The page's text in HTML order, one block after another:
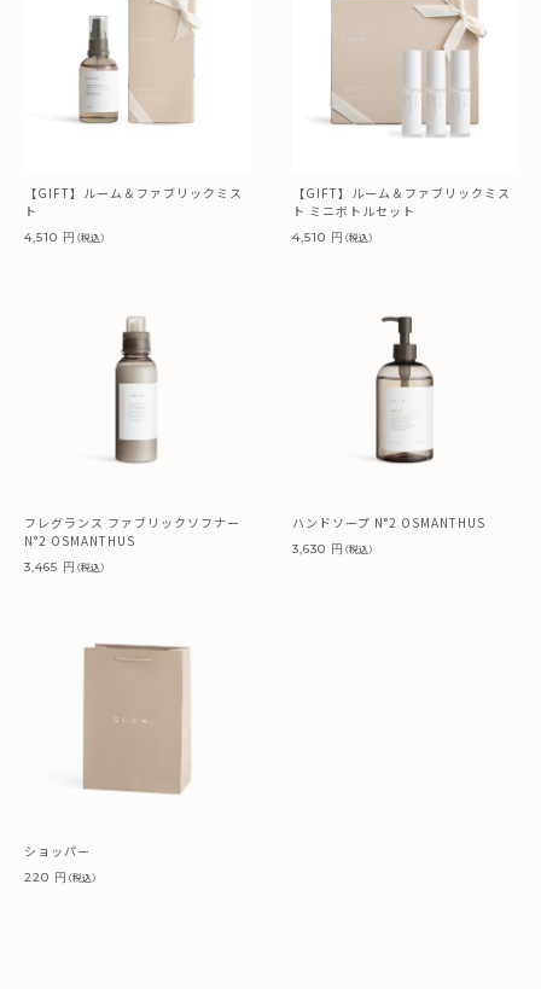
【GIFT】ルーム＆ファブリックミス
ト
4,510 円（税込）
【GIFT】ルーム＆ファブリックミス
ト ミニボトルセット
4,510 円（税込）
フレグランス ファブリックソフナー
N°2 OSMANTHUS
3,465 円（税込）
ハンドソープ N°2 OSMANTHUS
3,630 円（税込）
ショッパー
220 円（税込）